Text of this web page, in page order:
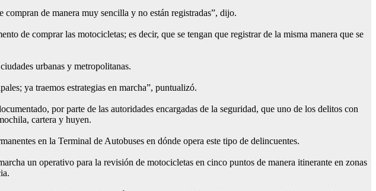
de manera muy sencilla y no están registradas”, dijo.
de comprar las motocicletas; es decir, que se tengan que registrar de la misma manera que se
urbanas y metropolitanas.
ya traemos estrategias en marcha”, puntualizó.
por parte de las autoridades encargadas de la seguridad, que uno de los delitos con
cartera y huyen.
en la Terminal de Autobuses en dónde opera este tipo de delincuentes.
un operativo para la revisión de motocicletas en cinco puntos de manera itinerante en zonas